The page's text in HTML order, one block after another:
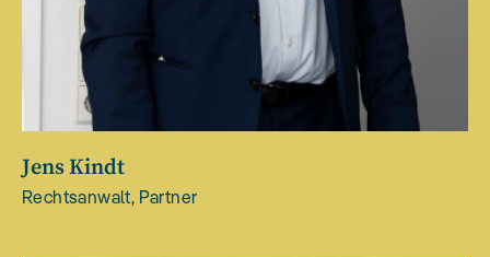
Jens Kindt
Rechtsanwalt, Partner